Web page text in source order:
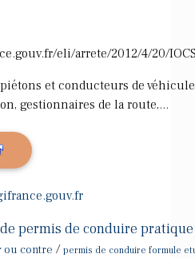
eli/arrete/2012/4/20/
et conducteurs de
gestionnaires de la route,...
permis de conduire pratique
ou contre / permis de conduire formule